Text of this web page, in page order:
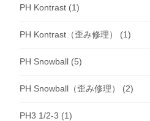
PH Kontrast (1)
PH Kontrast（歪み修理） (1)
PH Snowball (5)
PH Snowball（歪み修理） (2)
PH3 1/2-3 (1)